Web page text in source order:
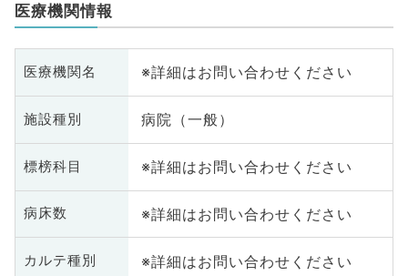
医療機関情報
医療機関名 ※詳細はお問い合わせください
施設種別 病院（一般）
標榜科目 ※詳細はお問い合わせください
病床数 ※詳細はお問い合わせください
カルテ種別 ※詳細はお問い合わせください